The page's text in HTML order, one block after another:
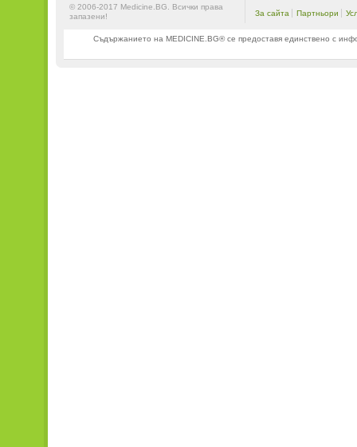
© 2006-2017 Medicine.BG. Всички права
запазени!
За сайта Партньори
Съдържанието на MEDICINE.BG® се предоставя единствено с